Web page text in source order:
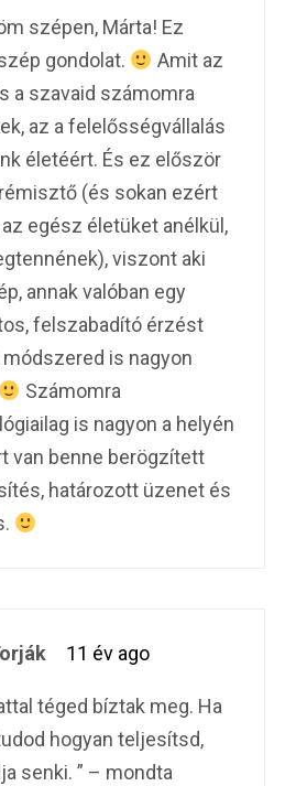
szépen, Márta! Ez
gondolat.
Amit az
a szavaid számomra
az a felelősségvállalás
életéért. És ez először
(és sokan ezért
az egész életüket anélkül,
viszont aki
annak valóban egy
felszabadító érzést
módszered is nagyon
Számomra
is nagyon a helyén
van benne berögzített
határozott üzenet és
11 év ago
téged bíztak meg. Ha
hogyan teljesítsd,
senki. ” – mondta